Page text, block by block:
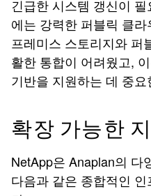
긴급한 시스템 갱신이
에는 강력한 퍼블릭 클
프레미스 스토리지와 퍼
활한 통합이 어려웠고,
기반을 지원하는 데 중
확장 가능한
NetApp은 Anaplan의 다
다음과 같은 종합적인